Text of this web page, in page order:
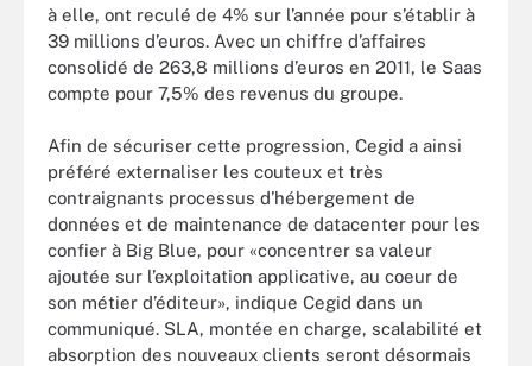
à elle, ont reculé de 4% sur l’année pour s’établir à
39 millions d’euros. Avec un chiffre d’affaires
consolidé de 263,8 millions d’euros en 2011, le Saas
compte pour 7,5% des revenus du groupe.
Afin de sécuriser cette progression, Cegid a ainsi
préféré externaliser les couteux et très
contraignants processus d’hébergement de
données et de maintenance de datacenter pour les
confier à Big Blue, pour «concentrer sa valeur
ajoutée sur l’exploitation applicative, au coeur de
son métier d’éditeur», indique Cegid dans un
communiqué. SLA, montée en charge, scalabilité et
absorption des nouveaux clients seront désormais